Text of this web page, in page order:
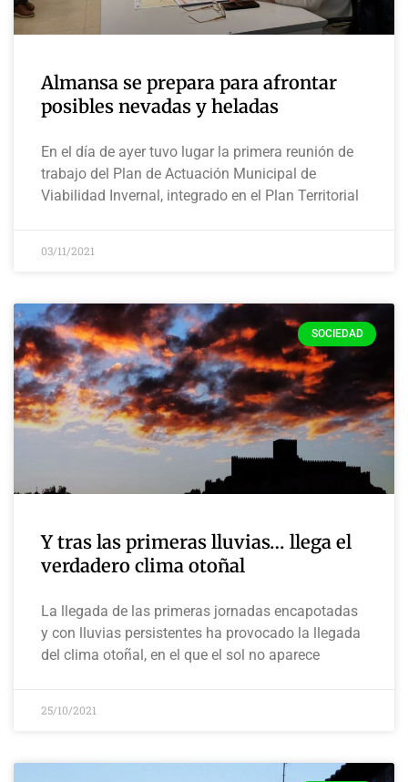
Almansa se prepara para afrontar
posibles nevadas y heladas
En el día de ayer tuvo lugar la primera reunión de
trabajo del Plan de Actuación Municipal de
Viabilidad Invernal, integrado en el Plan Territorial
03/11/2021
SOCIEDAD
Y tras las primeras lluvias… llega el
verdadero clima otoñal
La llegada de las primeras jornadas encapotadas
y con lluvias persistentes ha provocado la llegada
del clima otoñal, en el que el sol no aparece
25/10/2021